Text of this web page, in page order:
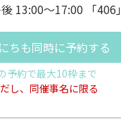
13:00～17:00 「406」
ちも同時に予約する
予約で最大10枠まで
し、同催事名に限る